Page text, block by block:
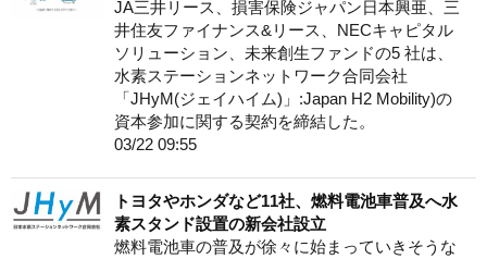
JA三井リース、損害保険ジャパン日本興亜、三
井住友ファイナンス&リース、NECキャピタル
ソリューション、未来創生ファンドの5 社は、
水素ステーションネットワーク合同会社
「JHyM(ジェイハイム)」:Japan H2 Mobility)の
資本参加に関する契約を締結した。
03/22 09:55
トヨタやホンダなど11社、燃料電池車普及へ水
素スタンド設置の新会社設立
燃料電池車の普及が徐々に始まっていきそうな